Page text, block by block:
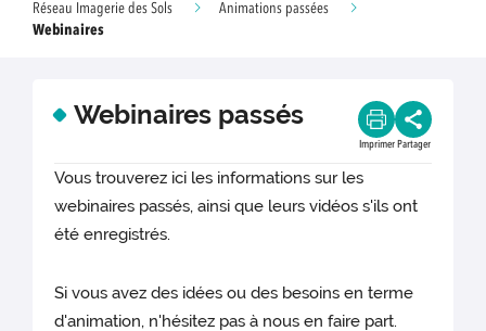
Réseau Imagerie des Sols
Animations passées
Webinaires
Webinaires passés
Imprimer Partager
Vous trouverez ici les informations sur les
webinaires passés, ainsi que leurs vidéos s'ils ont
été enregistrés.
Si vous avez des idées ou des besoins en terme
d'animation, n'hésitez pas à nous en faire part.